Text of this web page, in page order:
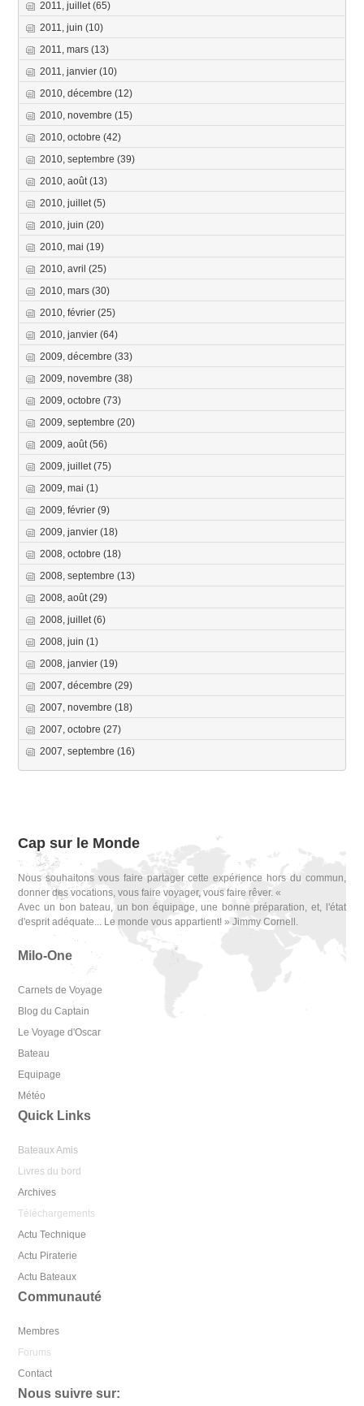
2011, juillet(65)
2011, juin(10)
2011, mars(13)
2011, janvier(10)
2010, décembre(12)
2010, novembre(15)
2010, octobre(42)
2010, septembre(39)
2010, août(13)
2010, juillet(5)
2010, juin(20)
2010, mai(19)
2010, avril(25)
2010, mars(30)
2010, février(25)
2010, janvier(64)
2009, décembre(33)
2009, novembre(38)
2009, octobre(73)
2009, septembre(20)
2009, août(56)
2009, juillet(75)
2009, mai(1)
2009, février(9)
2009, janvier(18)
2008, octobre(18)
2008, septembre(13)
2008, août(29)
2008, juillet(6)
2008, juin(1)
2008, janvier(19)
2007, décembre(29)
2007, novembre(18)
2007, octobre(27)
2007, septembre(16)
Cap sur le Monde
Nous souhaitons vous faire partager cette expérience hors du commun,
donner des vocations, vous faire voyager, vous faire rêver. «
Avec un bon bateau, un bon équipage, une bonne préparation, et, l'état
d'esprit adéquate... Le monde vous appartient! » Jimmy Cornell.
Milo-One
Carnets de Voyage
Blog du Captain
Le Voyage d'Oscar
Bateau
Equipage
Météo
Quick Links
Bateaux Amis
Livres du bord
Archives
Téléchargements
Actu Technique
Actu Piraterie
Actu Bateaux
Communauté
Membres
Forums
Contact
Nous suivre sur: